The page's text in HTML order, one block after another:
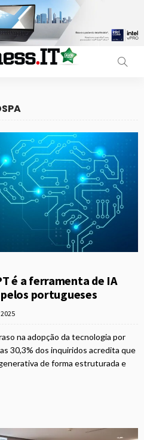
é a ferramenta de IA
portugueses
na adopção da tecnologia por
30,3% dos inquiridos acredita que
de forma estruturada e